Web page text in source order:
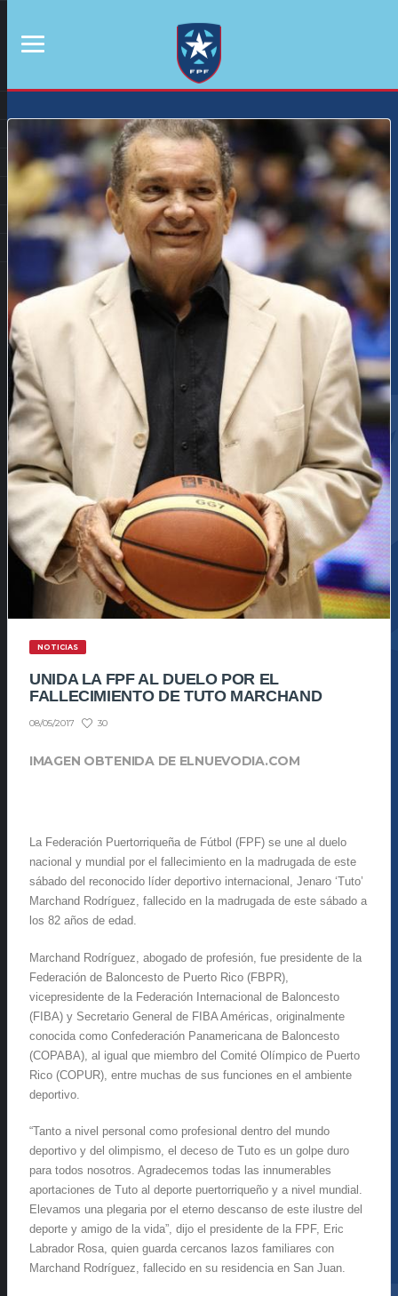
NOTICIAS
UNIDA LA FPF AL DUELO POR EL
FALLECIMIENTO DE TUTO MARCHAND
08/05/2017 30
IMAGEN OBTENIDA DE ELNUEVODIA.COM
La Federación Puertorriqueña de Fútbol (FPF) se une al duelo
nacional y mundial por el fallecimiento en la madrugada de este
sábado del reconocido líder deportivo internacional, Jenaro ‘Tuto’
Marchand Rodríguez, fallecido en la madrugada de este sábado a
los 82 años de edad.
Marchand Rodríguez, abogado de profesión, fue presidente de la
Federación de Baloncesto de Puerto Rico (FBPR),
vicepresidente de la Federación Internacional de Baloncesto
(FIBA) y Secretario General de FIBA Américas, originalmente
conocida como Confederación Panamericana de Baloncesto
(COPABA), al igual que miembro del Comité Olímpico de Puerto
Rico (COPUR), entre muchas de sus funciones en el ambiente
deportivo.
“Tanto a nivel personal como profesional dentro del mundo
deportivo y del olimpismo, el deceso de Tuto es un golpe duro
para todos nosotros. Agradecemos todas las innumerables
aportaciones de Tuto al deporte puertorriqueño y a nivel mundial.
Elevamos una plegaria por el eterno descanso de este ilustre del
deporte y amigo de la vida”, dijo el presidente de la FPF, Eric
Labrador Rosa, quien guarda cercanos lazos familiares con
Marchand Rodríguez, fallecido en su residencia en San Juan.